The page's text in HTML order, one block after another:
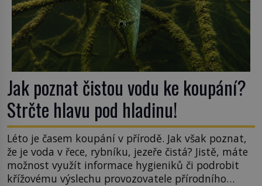
Jak poznat čistou vodu ke koupání?
Strčte hlavu pod hladinu!
Léto je časem koupání v přírodě. Jak však poznat,
že je voda v řece, rybníku, jezeře čistá? Jistě, máte
možnost využít informace hygieniků či podrobit
křížovému výslechu provozovatele přírodního